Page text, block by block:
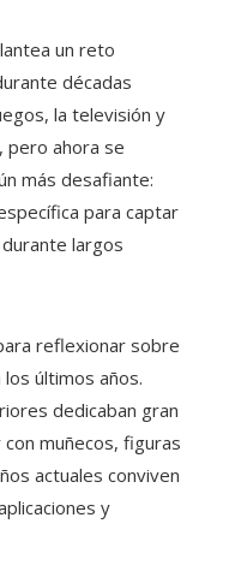
un reto
décadas
la televisión y
pero ahora se
más desafiante:
para captar
largos
reflexionar sobre
los últimos años.
dedicaban gran
muñecos, figuras
actuales conviven
y